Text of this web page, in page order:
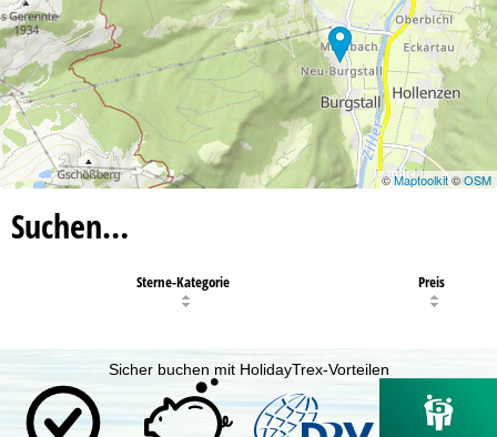
©Maptoolkit©OSM
Suchen…
Sterne-Kategorie Preis
Sicher buchen mit HolidayTrex-Vorteilen